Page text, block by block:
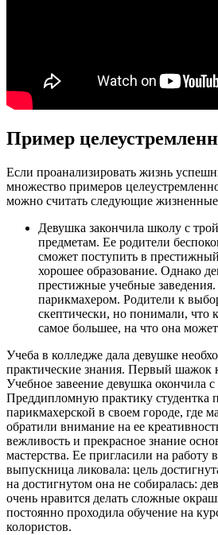
Пример
Если проанализировать жизнь
множество примеров
можно считать следующие
Девушка закончила школу с
предметам. Ее родители
сможет поступить в
хорошее образование. Однако
престижные учебные
парикмахером. Родители к
скептически, но понимали, что
самое большее, на что она
Учеба в колледже дала девушке
практические знания. Первый шажок
Учебное завеение девушка окончила
Преддипломную практику студентка
парикмахерской в своем городе, где
обратили внимание на ее
вежливость и прекрасное знание
мастерства. Ее пригласили на работу
выпускница ликовала: цель
на достигнутом она не собиралась:
очень нравится делать сложные
постоянно проходила обучение на
колористов.